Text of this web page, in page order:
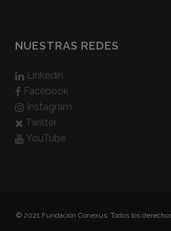
NUESTRAS REDES
Linkedin
Facebook
Instagram
Twitter
YouTube
© 2021 Fundación Conexus. Todos los